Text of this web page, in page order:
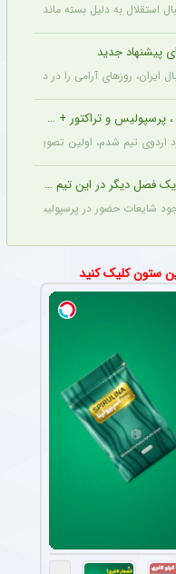
به دلیل بسته ماندن پنجره
پیشنهاد جدید
ایران، روزهای آرامی را در دبی
و تراکتور + جزئیات
تیم شدم، اولین تصویری که در
در این تیم ماند + عکس
شایعات حضور در پرسپولیس،
ستون کلیک کنید